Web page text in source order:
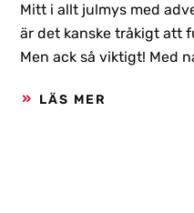
Mitt i allt julmys med
är det kanske tråkigt att
Men ack så viktigt! Med
julen blir brandsäker.
LÄS MER